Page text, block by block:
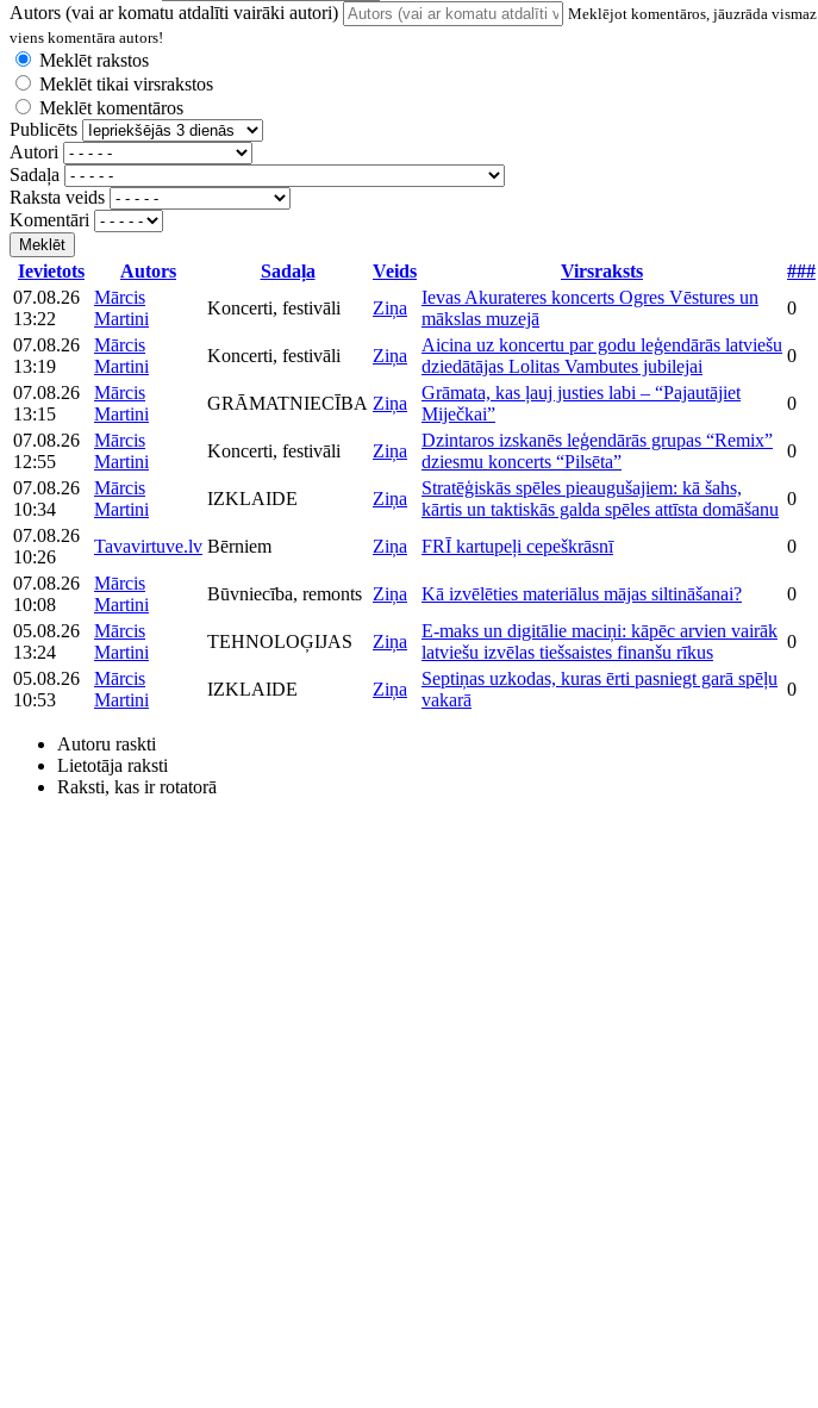
Autors (vai ar komatu atdalīti vairāki autori)
Meklējot komentāros, jāuzrāda vismaz
viens komentāra autors!
Meklēt rakstos
Meklēt tikai virsrakstos
Meklēt komentāros
Publicēts
Autori
Sadaļa
Raksta veids
Komentāri
Meklēt
Ievietots Autors Sadaļa Veids Virsraksts
###
07.08.26
13:22
Mārcis
Martini
Koncerti, festivāli Ziņa
Ievas Akurateres koncerts Ogres Vēstures un
mākslas muzejā
0
07.08.26
13:19
Mārcis
Martini
Koncerti, festivāli Ziņa
Aicina uz koncertu par godu leģendārās latviešu
dziedātājas Lolitas Vambutes jubilejai
0
07.08.26
13:15
Mārcis
Martini
GRĀMATNIECĪBA Ziņa
Grāmata, kas ļauj justies labi – “Pajautājiet
Miječkai”
0
07.08.26
12:55
Mārcis
Martini
Koncerti, festivāli Ziņa
Dzintaros izskanēs leģendārās grupas “Remix”
dziesmu koncerts “Pilsēta”
0
07.08.26
10:34
Mārcis
Martini
IZKLAIDE Ziņa
Stratēģiskās spēles pieaugušajiem: kā šahs,
kārtis un taktiskās galda spēles attīsta domāšanu
0
07.08.26
10:26
Tavavirtuve.lv Bērniem Ziņa FRĪ kartupeļi cepeškrāsnī
0
07.08.26
10:08
Mārcis
Martini
Būvniecība, remonts Ziņa Kā izvēlēties materiālus mājas siltināšanai?
0
05.08.26
13:24
Mārcis
Martini
TEHNOLOĢIJAS Ziņa
E-maks un digitālie maciņi: kāpēc arvien vairāk
latviešu izvēlas tiešsaistes finanšu rīkus
0
05.08.26
10:53
Mārcis
Martini
IZKLAIDE Ziņa
Septiņas uzkodas, kuras ērti pasniegt garā spēļu
vakarā
0
Autoru raskti
Lietotāja raksti
Raksti, kas ir rotatorā